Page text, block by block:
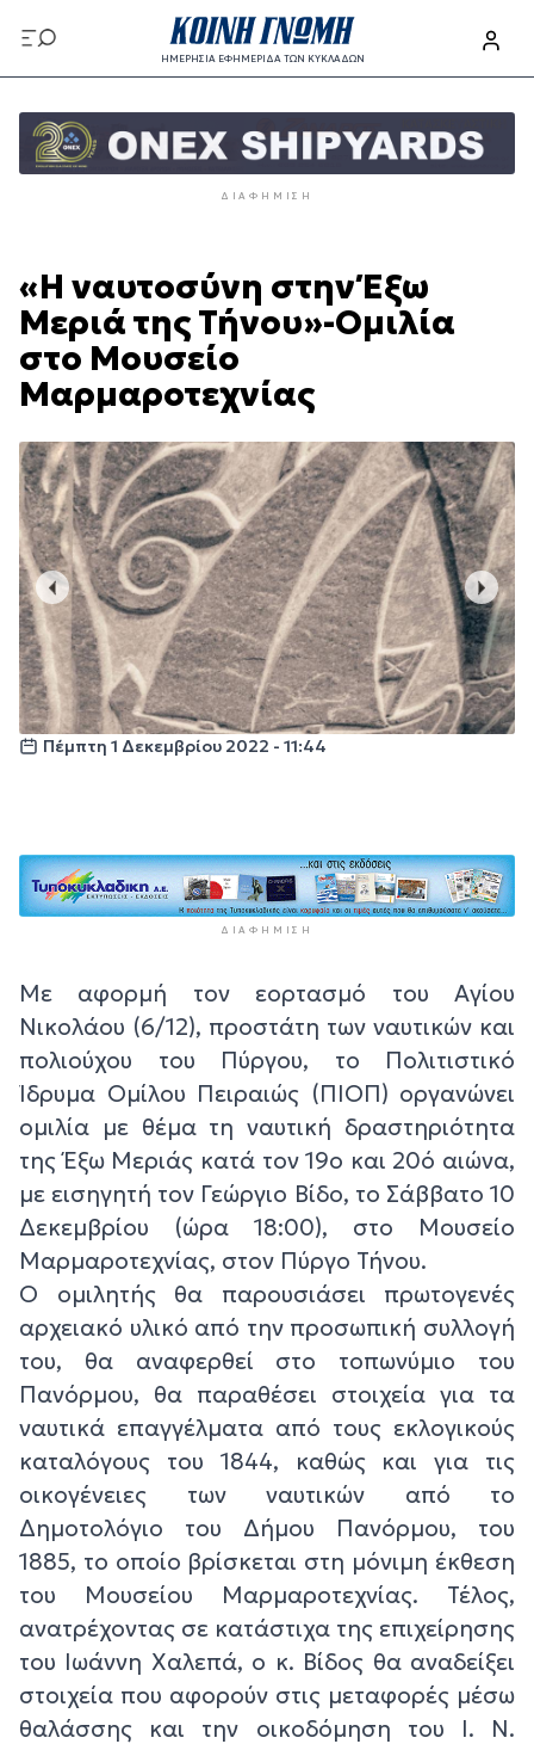
προς
το
περιεχόμενο
ΗΜΕΡΗΣΙΑ ΕΦΗΜΕΡΙΔΑ ΤΩΝ ΚΥΚΛΑΔΩΝ
προς
κυρίως
ΔΙΑΦΉΜΙΣΗ
«Η ναυτοσύνη στην Έξω
Μεριά της Τήνου»-Ομιλία
στο Μουσείο
Μαρμαροτεχνίας
Πέμπτη 1 Δεκεμβρίου 2022 - 11:44
ΔΙΑΦΉΜΙΣΗ
Mε αφορμή τον εορτασμό του Αγίου
Νικολάου (6/12), προστάτη των ναυτικών και
πολιούχου του Πύργου, το Πολιτιστικό
Ίδρυμα Ομίλου Πειραιώς (ΠΙΟΠ) οργανώνει
ομιλία με θέμα τη ναυτική δραστηριότητα
της Έξω Μεριάς κατά τον 19ο και 20ό αιώνα,
με εισηγητή τον Γεώργιο Βίδο, το Σάββατο 10
Δεκεμβρίου (ώρα 18:00), στο Μουσείο
Μαρμαροτεχνίας, στον Πύργο Τήνου.
Ο ομιλητής θα παρουσιάσει πρωτογενές
αρχειακό υλικό από την προσωπική συλλογή
του, θα αναφερθεί στο τοπωνύμιο του
Πανόρμου, θα παραθέσει στοιχεία για τα
ναυτικά επαγγέλματα από τους εκλογικούς
καταλόγους του 1844, καθώς και για τις
οικογένειες των ναυτικών από το
Δημοτολόγιο του Δήμου Πανόρμου, του
1885, το οποίο βρίσκεται στη μόνιμη έκθεση
του Μουσείου Μαρμαροτεχνίας. Τέλος,
ανατρέχοντας σε κατάστιχα της επιχείρησης
του Ιωάννη Χαλεπά, ο κ. Βίδος θα αναδείξει
στοιχεία που αφορούν στις μεταφορές μέσω
θαλάσσης και την οικοδόμηση του Ι. Ν.